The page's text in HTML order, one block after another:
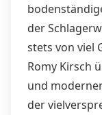
der
stets von viel
Romy Kirsch
und
der